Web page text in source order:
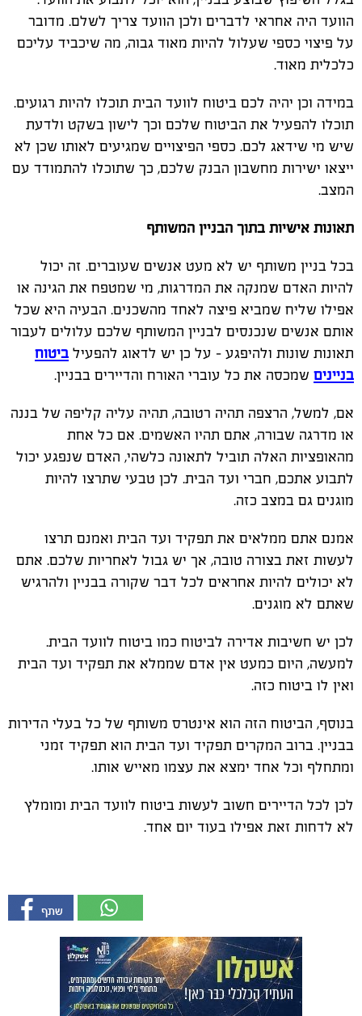
הוועד היה אחראי לדברים ולכן הוועד צריך לשלם. מדובר
על פיצוי כספי שעלול להיות מאוד גבוה, מה שיכביד עליכם
כלכלית מאוד.
במידה וכן יהיה לכם ביטוח לוועד הבית תוכלו להיות רגועים.
תוכלו להפעיל את הביטוח שלכם וכך לישון בשקט ולדעת
שיש מי שידאג לכם. כספי הפיצויים שמגיעים לאותו שכן לא
ייצאו ישירות מחשבון הבנק שלכם, כך שתוכלו להתמודד עם
המצב.
תאונות אישיות בתוך הבניין המשותף
בכל בניין משותף יש לא מעט אנשים שעוברים. זה יכול
להיות האדם שמנקה את המדרגות, מי שמטפח את הגינה או
אפילו שליח שמביא פיצה לאחד מהשכנים. הבעיה היא שכל
אותם אנשים שנכנסים לבניין המשותף שלכם עלולים לעבור
תאונות שונות ולהיפגע - על כן יש לדאוג להפעיל ביטוח
בניינים שמכסה את כל עוברי האורח והדיירים בבניין.
אם, למשל, הרצפה תהיה רטובה, תהיה עליה קליפה של בננה
או מדרגה שבורה, אתם תהיו האשמים. אם כל אחת
מהאופציות האלה תוביל לתאונה כלשהי, האדם שנפגע יכול
לתבוע אתכם, חברי ועד הבית. לכן טבעי שתרצו להיות
מוגנים גם במצב כזה.
אמנם אתם ממלאים את תפקיד ועד הבית ואמנם תרצו
לעשות זאת בצורה טובה, אך יש גבול לאחריות שלכם. אתם
לא יכולים להיות אחראים לכל דבר שקורה בבניין ולהרגיש
שאתם לא מוגנים.
לכן יש חשיבות אדירה לביטוח כמו ביטוח לוועד הבית.
למעשה, היום כמעט אין אדם שממלא את תפקיד ועד הבית
ואין לו ביטוח כזה.
בנוסף, הביטוח הזה הוא אינטרס משותף של כל בעלי הדירות
בבניין. ברוב המקרים תפקיד ועד הבית הוא תפקיד זמני
ומתחלף וכל אחד ימצא את עצמו מאייש אותו.
לכן לכל הדיירים חשוב לעשות ביטוח לוועד הבית ומומלץ
לא לדחות זאת אפילו בעוד יום אחד.